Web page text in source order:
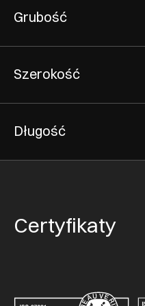
Grubość
Szerokość
Długość
Certyfikaty